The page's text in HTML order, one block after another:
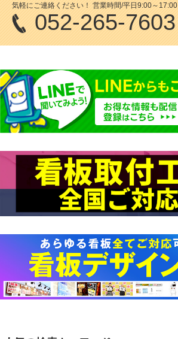
気軽にご連絡ください！ 営業時間/平日9:00～17:00
052-265-7603